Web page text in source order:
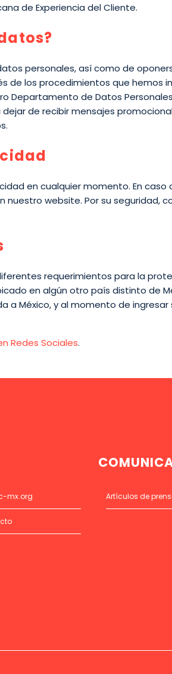
de Experiencia del Cliente.
personales, así como de
los procedimientos que hemos
de Datos
dejar de recibir mensajes
en cualquier momento. En
nuestro website. Por su
requerimientos para la
en algún otro país distinto de
a México, y al momento de
Redes Sociales.
mx.org Artículos de